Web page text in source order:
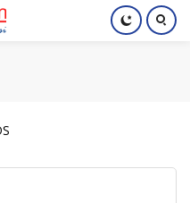
Index